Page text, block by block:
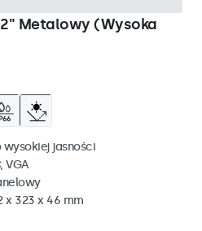
Metalowy (Wysoka
wysokiej jasności
VGA
x 323 x 46 mm